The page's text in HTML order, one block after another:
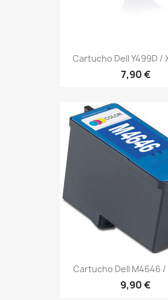
Cartucho Dell Y499D /
7,90 €
Cartucho Dell M4646 /
9,90 €